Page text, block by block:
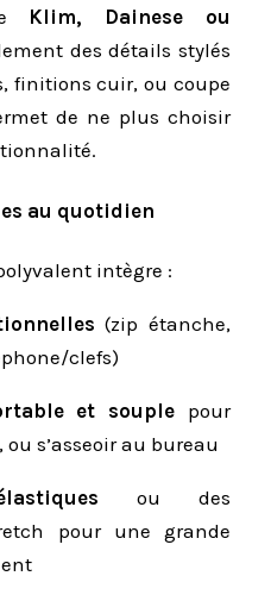
Klim, Dainese ou
des détails stylés
finitions cuir, ou coupe
de ne plus choisir
au quotidien
intègre :
(zip étanche,
clefs)
et souple pour
s’asseoir au bureau
ou des
pour une grande